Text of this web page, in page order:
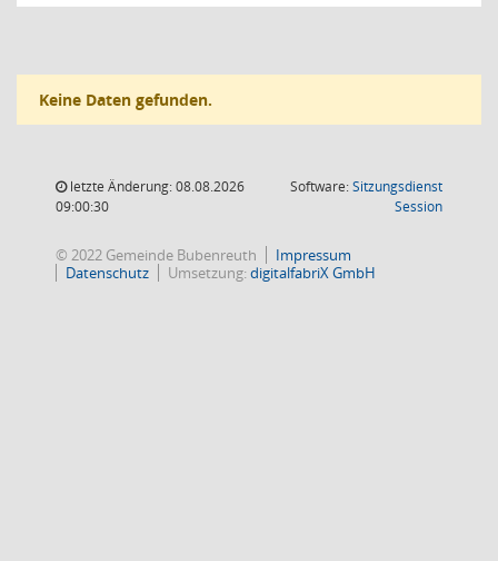
Keine Daten gefunden.
letzte Änderung: 08.08.2026
09:00:30
Software:Sitzungsdienst
Session(Wird in
© 2022 Gemeinde Bubenreuth
Impressum
Datenschutz
Umsetzung:digitalfabriX GmbH